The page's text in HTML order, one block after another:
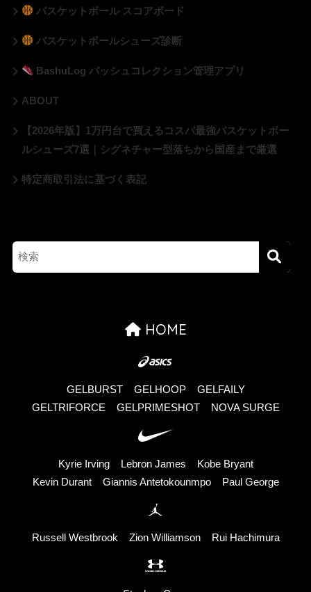
バスケットボール スコアボード
バスケットボールシューズ診断
BashuLog バッシュコレクション管理アプリ
ABOUT
【2026年版】1万円台で買えるコスパ最強バスケットボー
ルシューズ7選｜シグネチャー型落ちから国産まで厳選
特定商取引法に基づく表記
HOME
GELBURST GELHOOP
GELFAILY
GELTRIFORCE
GELPRIMESHOT NOVA SURGE
Kyrie Irving Lebron James
Kobe Bryant
Kevin Durant
Giannis Antetokounmpo Paul George
Russell Westbrook Zion Williamson Rui Hachimura